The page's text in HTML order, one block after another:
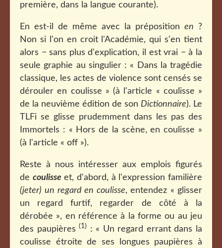
première, dans la langue courante).
En est-il de même avec la préposition en ?
Non si l'on en croit l'Académie, qui s'en tient
alors − sans plus d'explication, il est vrai − à la
seule graphie au singulier : « Dans la tragédie
classique, les actes de violence sont censés se
dérouler en coulisse » (à l'article « coulisse »
de la neuvième édition de son Dictionnaire). Le
TLFi se glisse prudemment dans les pas des
Immortels : « Hors de la scène, en coulisse »
(à l'article « off »).
Reste à nous intéresser aux emplois figurés
de coulisseet, d'abord, à l'expression familière
(jeter) un regard en coulisse, entendez « glisser
un regard furtif, regarder de côté à la
dérobée », en référenceà la forme ou au jeu
des paupières(1) : « Un regard errant dans la
coulisse étroite de ses longues paupières à